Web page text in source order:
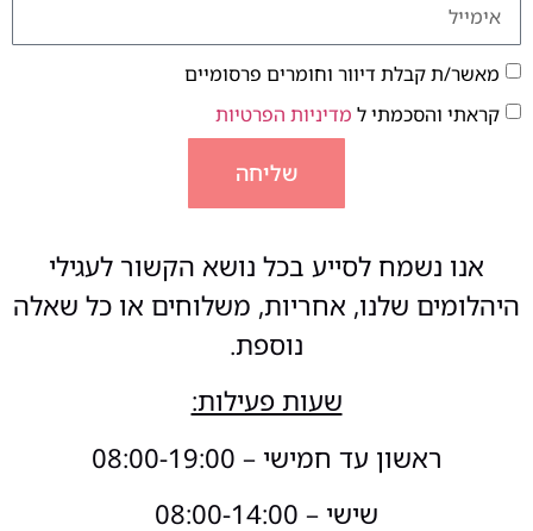
מאשר/ת קבלת דיוור וחומרים פרסומיים
קראתי והסכמתי ל מדיניות הפרטיות
שליחה
אנו נשמח לסייע בכל נושא הקשור לעגילי
היהלומים שלנו, אחריות, משלוחים או כל שאלה
נוספת.
שעות פעילות:
ראשון עד חמישי – 08:00-19:00
שישי – 08:00-14:00